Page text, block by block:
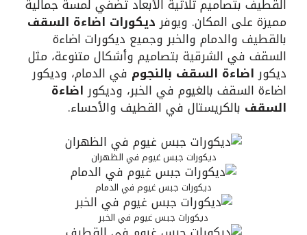
القطيف بتصاميم ثلاثية الأبعاد تُضفي لمسة جمالية
مميزة على المكان. ويوفر ديكورات اضاءة السقف
بالقطيف والدمام والخبر وجميع ديكورات اضاءة
السقف في الشرقية بتصاميم وأشكال متنوعة، مثل
ديكور اضاءة السقف بالنجوم في الدمام، وديكور
اضاءة السقف بالغيوم في الخبر، وديكور اضاءة
السقف بالكريستال في القطيف والأحساء.
ديكورات جبس غيوم في الظهران
ديكورات جبس غيوم في الدمام
ديكورات جبس غيوم في الخبر